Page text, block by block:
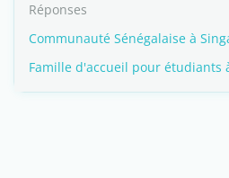
Réponses
Communauté Sénégalaise à
Famille d'accueil pour étudiants